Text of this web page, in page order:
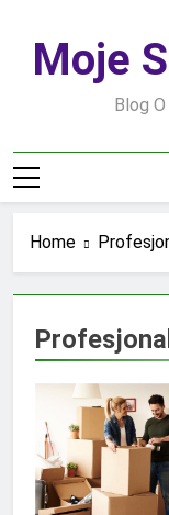
contentMoje
Blog
Home